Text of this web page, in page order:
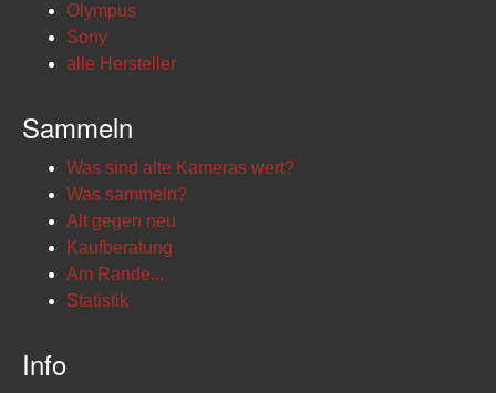
Olympus
Sony
alle Hersteller
Sammeln
Was sind alte Kameras wert?
Was sammeln?
Alt gegen neu
Kaufberatung
Am Rande...
Statistik
Info